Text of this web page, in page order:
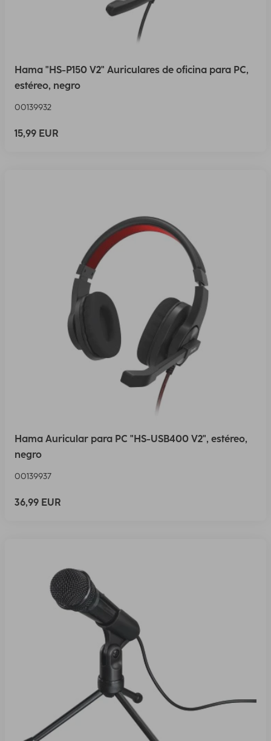
Hama "HS-P150 V2" Auriculares de oficina para PC,
estéreo, negro
00139932
15,99 EUR
Hama Auricular para PC "HS-USB400 V2", estéreo,
negro
00139937
36,99 EUR